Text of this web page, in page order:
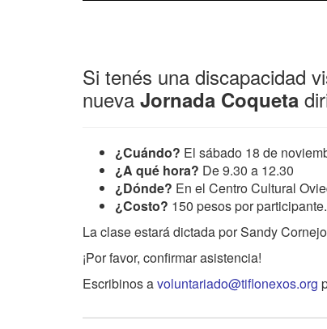
Si tenés una discapacidad
nueva Jornada Coqueta
¿Cuándo? El sábado 18 de
¿A qué hora? De 9.30 a 12.30
¿Dónde? En el Centro Cultural
¿Costo? 150 pesos por participante.
La clase estará dictada por Sandy
¡Por favor, confirmar asistencia!
Escribinos avoluntariado@tiflonexos.org